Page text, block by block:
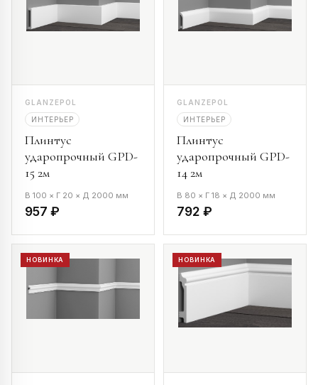
GLANZEPOL
ИНТЕРЬЕР
Плинтус
ударопрочный GPD-
15 2м
В 100 × Г 20 × Д 2000 мм
957 ₽
GLANZEPOL
ИНТЕРЬЕР
Плинтус
ударопрочный GPD-
14 2м
В 80 × Г 18 × Д 2000 мм
792 ₽
НОВИНКА НОВИНКА